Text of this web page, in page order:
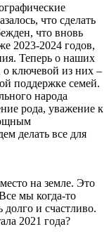
что сделать
что вновь
2023-2024 годов,
Теперь о наших
о ключевой из них –
поддержке семей.
народа
рода, уважение к
делать все для
на земле. Это
мы когда-то
долго и счастливо.
2021 года?